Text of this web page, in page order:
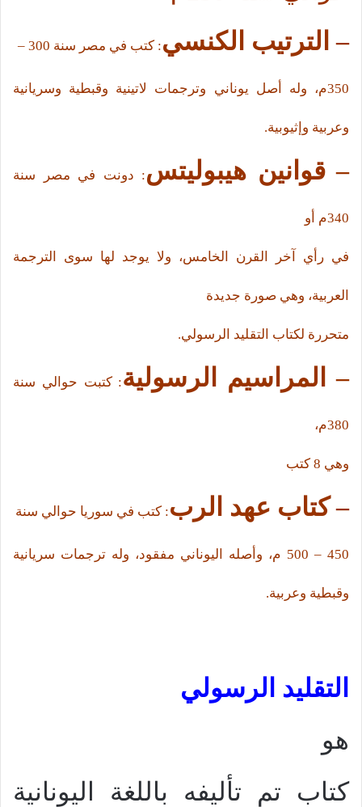
– الترتيب الكنسي: كتب في مصر سنة 300 –
350م، وله أصل يوناني وترجمات لاتينية وقبطية وسريانية
وعربية وإثيوبية.
– قوانين هيبوليتس: دونت في مصر سنة
340م أو
في رأي آخر القرن الخامس، ولا يوجد لها سوى الترجمة
العربية، وهي صورة جديدة
متحررة لكتاب التقليد الرسولي.
– المراسيم الرسولية: كتبت حوالي سنة
380م،
وهي 8 كتب
– كتاب عهد الرب: كتب في سوريا حوالي سنة
450 – 500 م، وأصله اليوناني مفقود، وله ترجمات سريانية
وقبطية وعربية.
التقليد الرسولي
هو
كتاب تم تأليفه باللغة اليونانية